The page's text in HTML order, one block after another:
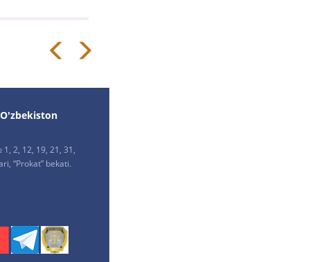
2, 12, 19, 21, 31,
“Prokat” bekati.